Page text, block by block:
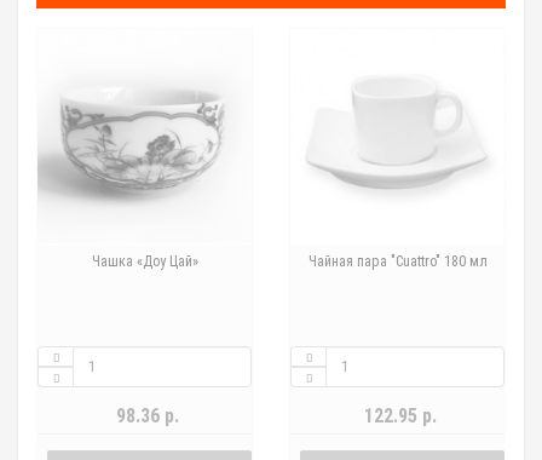
Чашка «Доу Цай»
98.36 р.
Чайная пара "Cuattro" 180 мл
122.95 р.